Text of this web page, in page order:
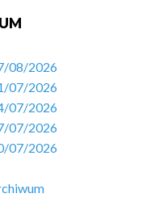
08/2026
07/2026
07/2026
07/2026
07/2026